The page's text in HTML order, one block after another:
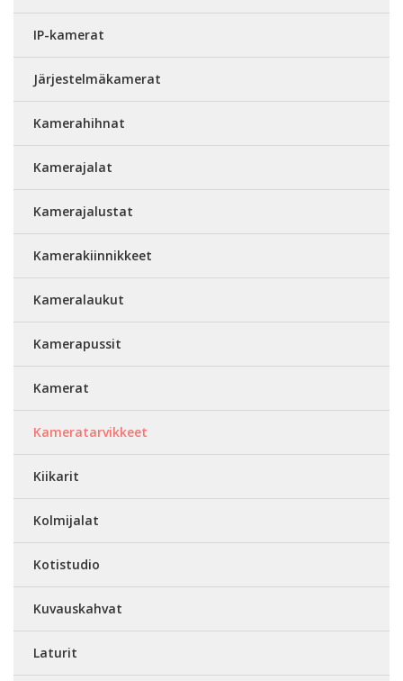
IP-kamerat
Järjestelmäkamerat
Kamerahihnat
Kamerajalat
Kamerajalustat
Kamerakiinnikkeet
Kameralaukut
Kamerapussit
Kamerat
Kameratarvikkeet
Kiikarit
Kolmijalat
Kotistudio
Kuvauskahvat
Laturit